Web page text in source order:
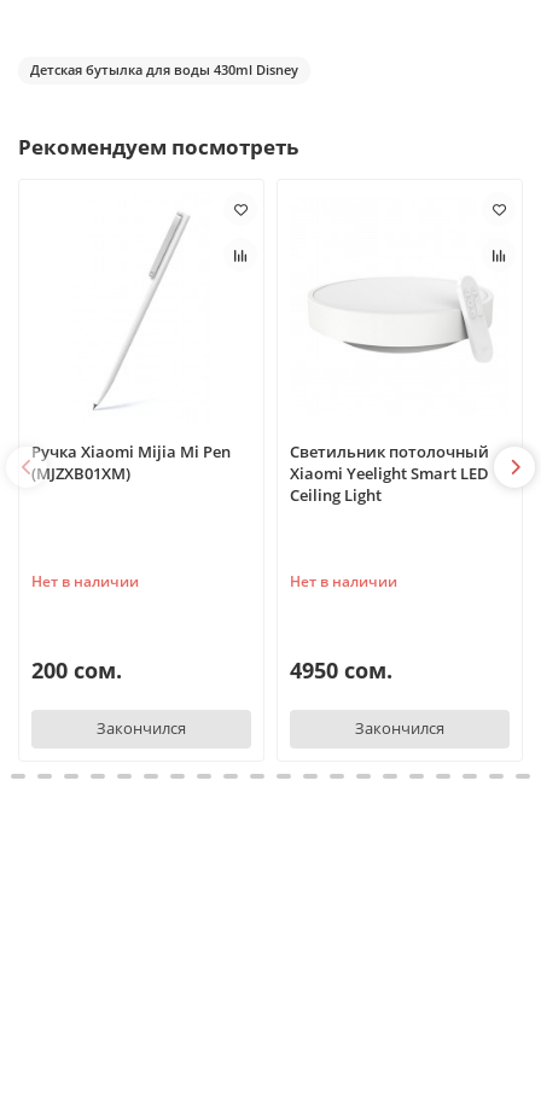
Детская бутылка для воды 430ml Disney
Рекомендуем посмотреть
Ручка Xiaomi Mijia Mi Pen
(MJZXB01XM)
Нет в наличии
200 сом.
Закончился
Светильник потолочный
Xiaomi Yeelight Smart LED
Ceiling Light
Нет в наличии
4950 сом.
Закончился